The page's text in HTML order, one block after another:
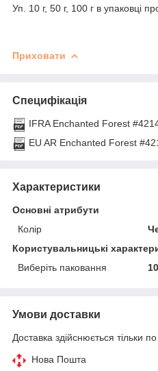
Уп. 10 г, 50 г, 100 г в упаковці
Приховати
Специфікація
IFRA Enchanted Forest
EU AR Enchanted Forest
Характеристики
Основні атрибути
Колір
Користувальницькі
Виберіть паковання
Умови доставки
Доставка здійснюється тільки
Нова Пошта